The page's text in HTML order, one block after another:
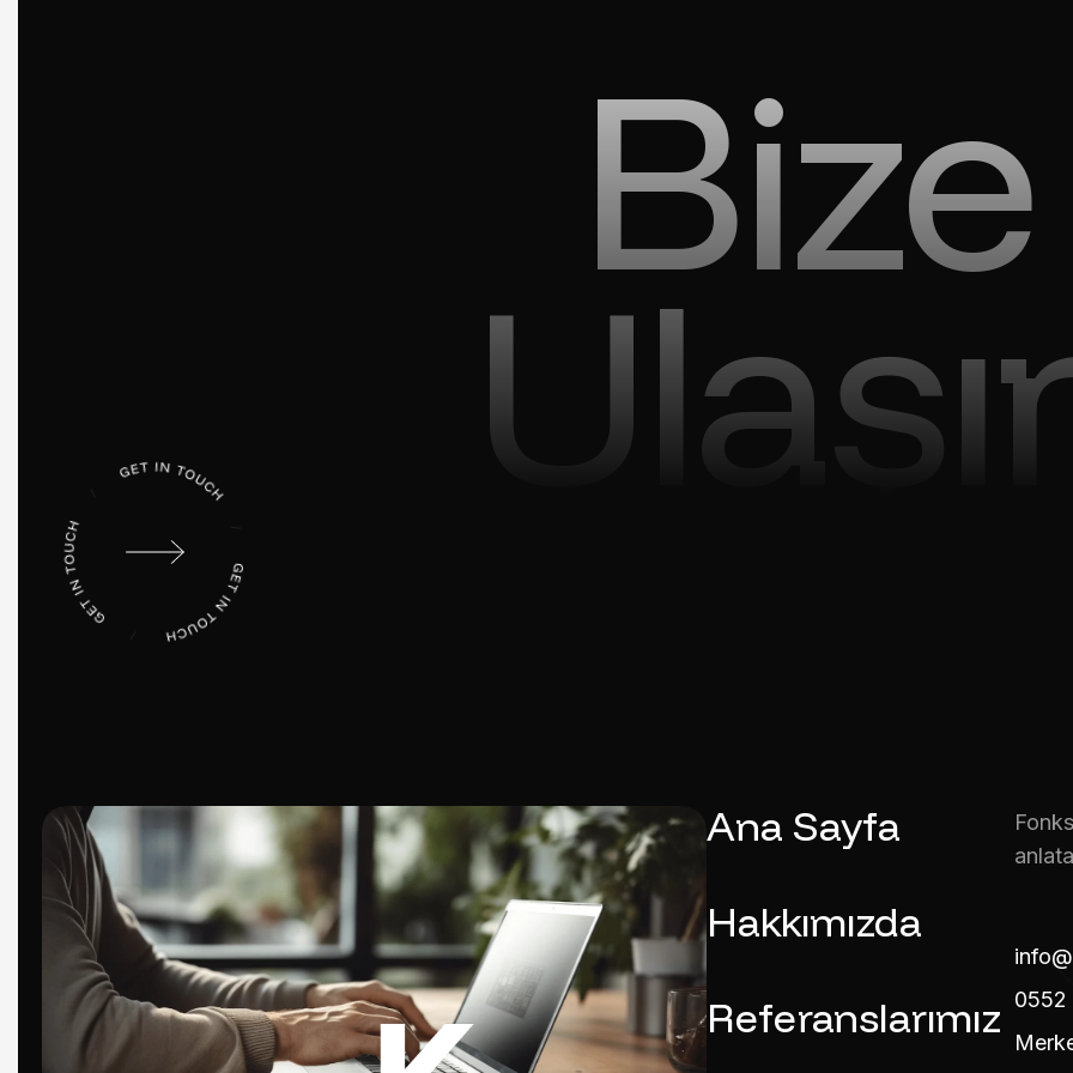
Bize
Ana Sayfa
Hakkımızda
Referanslarımız
0552